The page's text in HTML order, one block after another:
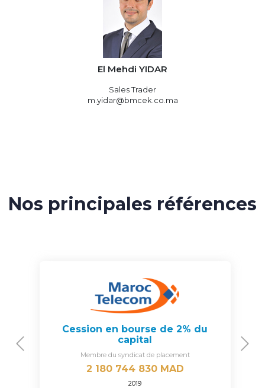
El Mehdi YIDAR
Sales Trader
m.yidar@bmcek.co.ma
Nos principales références
Cession en bourse de 2% du
capital
Membre du syndicat de placement
2 180 744 830 MAD
2019
Previous